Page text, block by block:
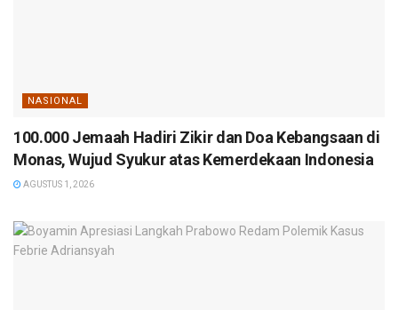
NASIONAL
100.000 Jemaah Hadiri Zikir dan Doa Kebangsaan di
Monas, Wujud Syukur atas Kemerdekaan Indonesia
AGUSTUS 1, 2026